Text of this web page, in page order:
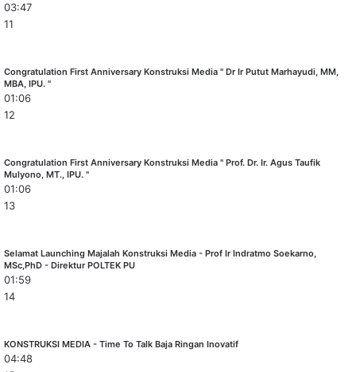
03:47
11
Congratulation First Anniversary Konstruksi Media " Dr Ir Putut Marhayudi, MM,
MBA, IPU. "
01:06
12
Congratulation First Anniversary Konstruksi Media " Prof. Dr. Ir. Agus Taufik
Mulyono, MT., IPU. "
01:06
13
Selamat Launching Majalah Konstruksi Media - Prof Ir Indratmo Soekarno,
MSc,PhD - Direktur POLTEK PU
01:59
14
KONSTRUKSI MEDIA - Time To Talk Baja Ringan Inovatif
04:48